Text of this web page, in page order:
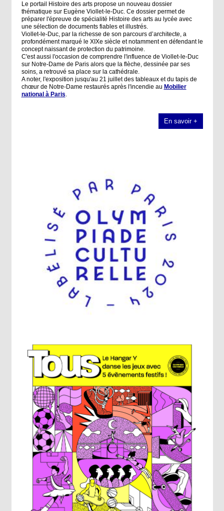
Le portail Histoire des arts propose un nouveau dossier
thématique sur Eugène Viollet-le-Duc. Ce dossier permet de
préparer l'épreuve de spécialité Histoire des arts au lycée avec
une sélection de documents fiables et illustrés.
Viollet-le-Duc, par la richesse de son parcours d’architecte, a
profondément marqué le XIXe siècle et notamment en défendant le
concept naissant de protection du patrimoine.
C'est aussi l'occasion de comprendre l'influence de Viollet-le-Duc
sur Notre-Dame de Paris alors que la flèche, dessinée par ses
soins, a retrouvé sa place sur la cathédrale.
A noter, l'exposition jusqu'au 21 juillet des tableaux et du tapis de
chœur de Notre-Dame restaurés après l'incendie au Mobilier
national à Paris.
En savoir +